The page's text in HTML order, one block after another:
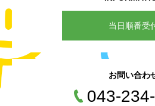
当日順番受
お問い合わ
043-